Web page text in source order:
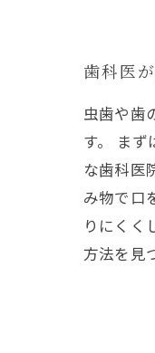
歯科医
虫歯や歯
す。 ま
な歯科医
み物で口
りにくく
方法を見